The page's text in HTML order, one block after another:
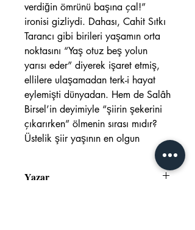
verdiğin ömrünü başına çal!”
ironisi gizliydi. Dahası, Cahit Sıtkı
Tarancı gibi birileri yaşamın orta
noktasını “Yaş otuz beş yolun
yarısı eder” diyerek işaret etmiş,
ellilere ulaşamadan terk-i hayat
eylemişti dünyadan. Hem de Salâh
Birsel’in deyimiyle “şiirin şekerini
çıkarırken” ölmenin sırası mıdır?
Üstelik şiir yaşının en olgun
Yazar